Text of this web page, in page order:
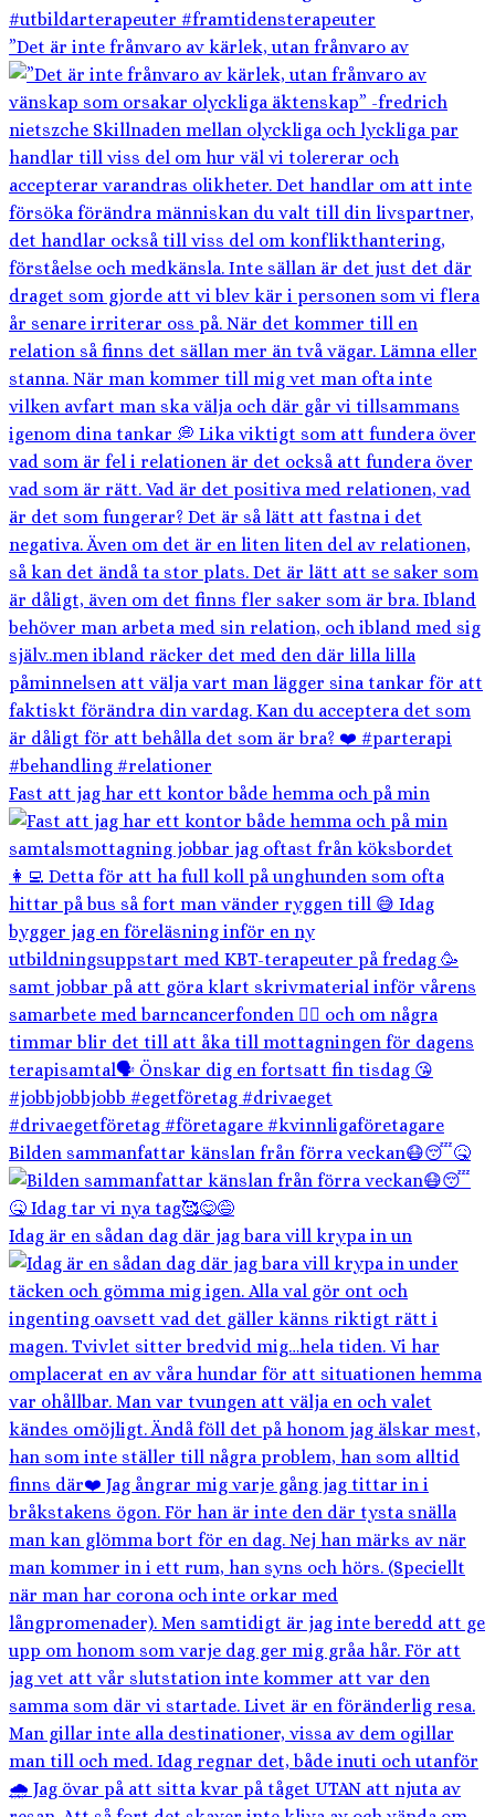
”Det är inte frånvaro av kärlek, utan frånvaro av
Fast att jag har ett kontor både hemma och på min
Bilden sammanfattar känslan från förra veckan😷😴🤒
Idag är en sådan dag där jag bara vill krypa in un